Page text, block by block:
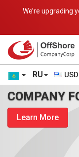
We’re upgrading
RU USD
COMPANY
Learn More